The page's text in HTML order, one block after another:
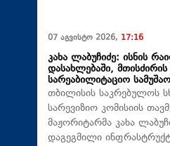
07 აგვისტო 2026, 17:16
კახა ლაბუჩიძე: ისნის
დასახლებაში, მთისძირის
სარეაბილიტაციო
თბილისის საკრებულოს
სარევიზიო კომისიის
მაჟორიტარმა კახა
დაგეგმილი